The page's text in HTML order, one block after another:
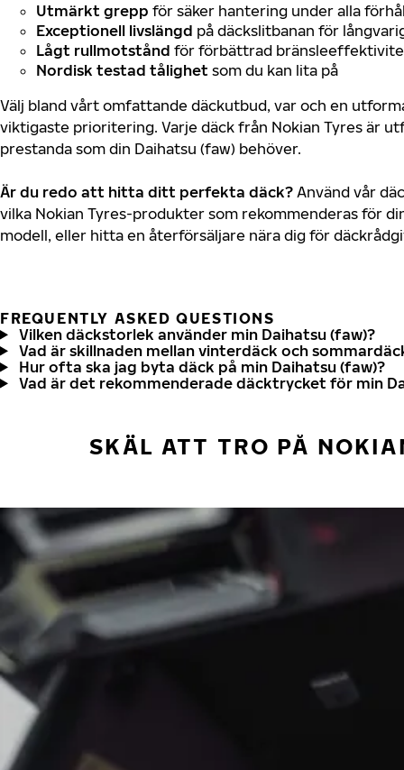
Utmärkt grepp för säker hantering under alla
Exceptionell livslängd på däckslitbanan för
Lågt rullmotstånd för förbättrad
Nordisk testad tålighet som du kan lita på
Välj bland vårt omfattande däckutbud, var och en
viktigaste prioritering. Varje däck från Nokian Tyres är
prestanda som din Daihatsu (faw) behöver.
Är du redo att hitta ditt perfekta däck? Använd vår
vilka Nokian Tyres-produkter som rekommenderas för
modell, eller hitta en återförsäljare nära dig för
FREQUENTLY ASKED QUESTIONS
Vilken däckstorlek använder min Daihatsu (faw)?
Vad är skillnaden mellan vinterdäck och
Hur ofta ska jag byta däck på min Daihatsu (faw)?
Vad är det rekommenderade däcktrycket för min
SKÄL ATT TRO PÅ